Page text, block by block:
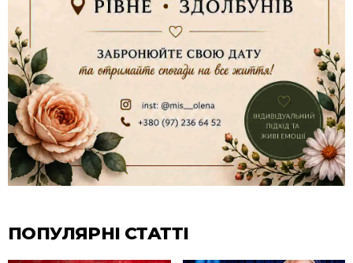
ПОПУЛЯРНІ СТАТТІ